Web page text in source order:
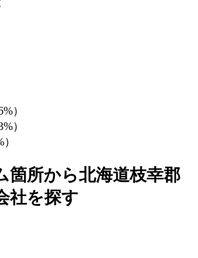
%）
%）
）
箇所から北海道枝幸郡
社を探す